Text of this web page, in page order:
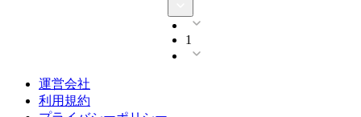
1
運営会社
利用規約